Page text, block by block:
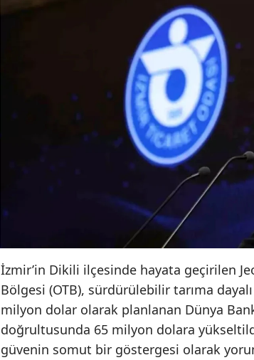
İzmir’in Dikili ilçesinde hayata geçirilen
Bölgesi (OTB), sürdürülebilir tarıma
milyon dolar olarak planlanan Dünya
doğrultusunda 65 milyon dolara
güvenin somut bir göstergesi olarak